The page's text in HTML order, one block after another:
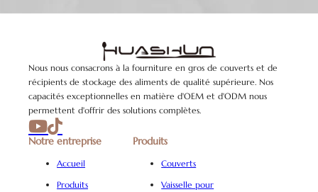
Nous nous consacrons à la fourniture en gros de couverts et de
récipients de stockage des aliments de qualité supérieure. Nos
capacités exceptionnelles en matière d'OEM et d'ODM nous
permettent d'offrir des solutions complètes.
Notre entreprise
Accueil
Produits
Produits
Couverts
Vaisselle pour